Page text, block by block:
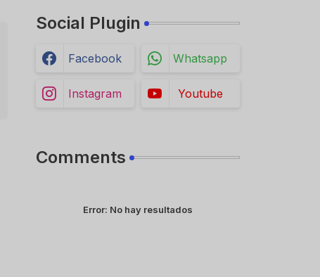
Social Plugin
Facebook Whatsapp
Instagram Youtube
Comments
Error: No hay resultados